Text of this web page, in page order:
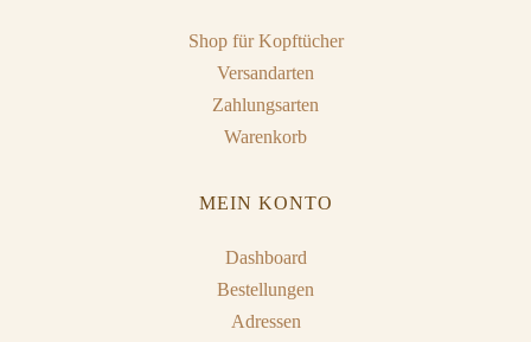
Shop für Kopftücher
Versandarten
Zahlungsarten
Warenkorb
MEIN KONTO
Dashboard
Bestellungen
Adressen